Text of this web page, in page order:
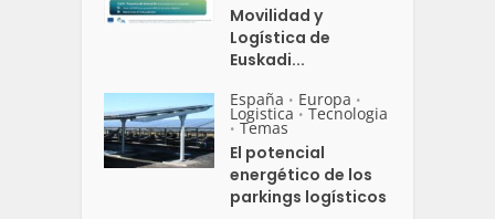
Movilidad y
Logística de
Euskadi...
España • Europa •
Logistica • Tecnologia
• Temas
El potencial
energético de los
parkings logísticos